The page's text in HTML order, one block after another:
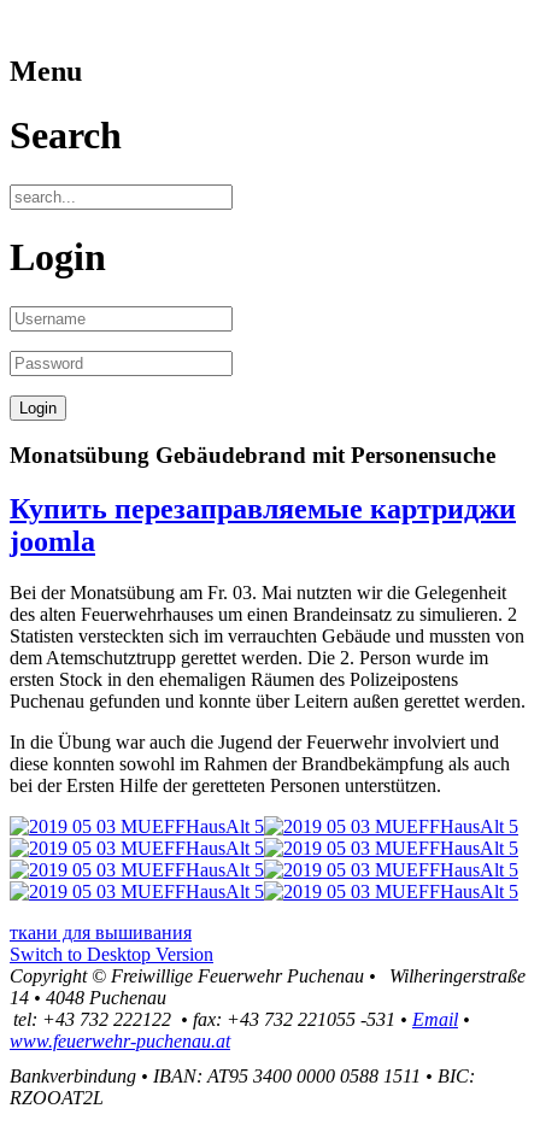
Menu
Search
Login
Monatsübung Gebäudebrand mit Personensuche
Купить перезаправляемые картриджи
joomla
Bei der Monatsübung am Fr. 03. Mai nutzten wir die Gelegenheit
des alten Feuerwehrhauses um einen Brandeinsatz zu simulieren. 2
Statisten versteckten sich im verrauchten Gebäude und mussten von
dem Atemschutztrupp gerettet werden. Die 2. Person wurde im
ersten Stock in den ehemaligen Räumen des Polizeipostens
Puchenau gefunden und konnte über Leitern außen gerettet werden.
In die Übung war auch die Jugend der Feuerwehr involviert und
diese konnten sowohl im Rahmen der Brandbekämpfung als auch
bei der Ersten Hilfe der geretteten Personen unterstützen.
ткани для вышивания
Switch to Desktop Version
Copyright © Freiwillige Feuerwehr Puchenau •
Wilheringerstraße
14 • 4048 Puchenau
tel: +43 732 222122 • fax: +43 732 221055 -531 • Email •
www.feuerwehr-puchenau.at
Bankverbindung • IBAN: AT95 3400 0000 0588 1511 • BIC:
RZOOAT2L